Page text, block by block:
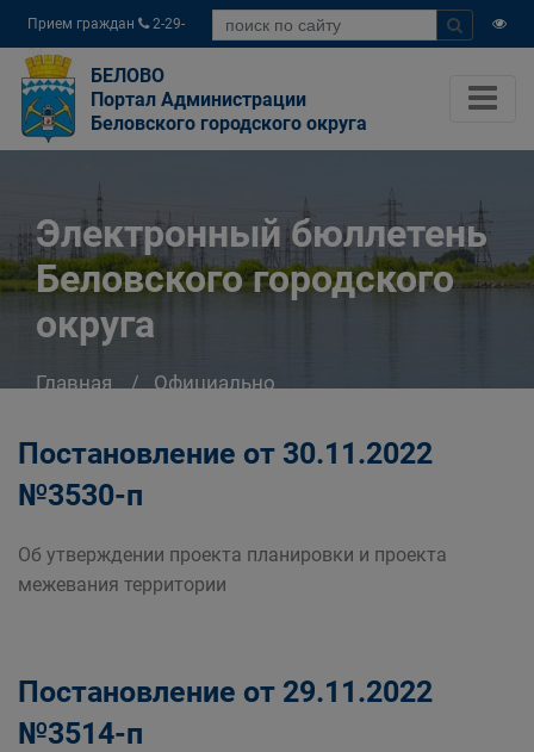
Прием граждан
2-29-
04
БЕЛОВО
Портал Администрации
Беловского городского округа
Электронный бюллетень
Беловского городского
округа
Главная
Официально
Постановление от 30.11.2022
№3530-п
Об утверждении проекта планировки и проекта
межевания территории
Постановление от 29.11.2022
№3514-п